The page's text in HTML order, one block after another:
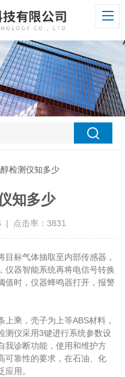
检测仪知多少
知多少
| 点击率：3831
目标气体抽取至内部传感器，
仪器智能系统再将电信号转换
值时，仪器蜂鸣器打开，报警
乘，壳子为上等ABS材料，
测仪采用3键进行系统参数设
我诊断功能，使用和维护方
可靠性的要求，在石油、化
用。